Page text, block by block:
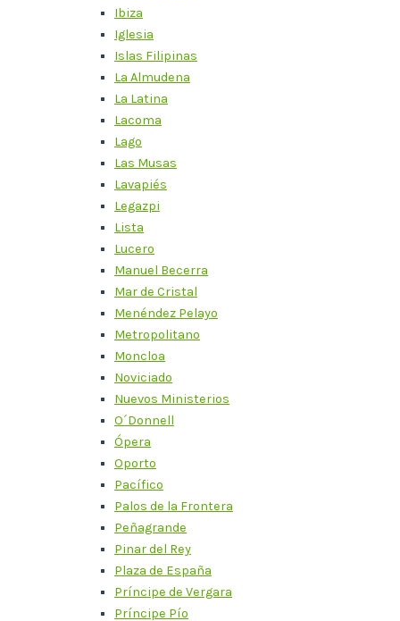
Ibiza
Iglesia
Islas Filipinas
La Almudena
La Latina
Lacoma
Lago
Las Musas
Lavapiés
Legazpi
Lista
Lucero
Manuel Becerra
Mar de Cristal
Menéndez Pelayo
Metropolitano
Moncloa
Noviciado
Nuevos Ministerios
O´Donnell
Ópera
Oporto
Pacífico
Palos de la Frontera
Peñagrande
Pinar del Rey
Plaza de España
Príncipe de Vergara
Príncipe Pío